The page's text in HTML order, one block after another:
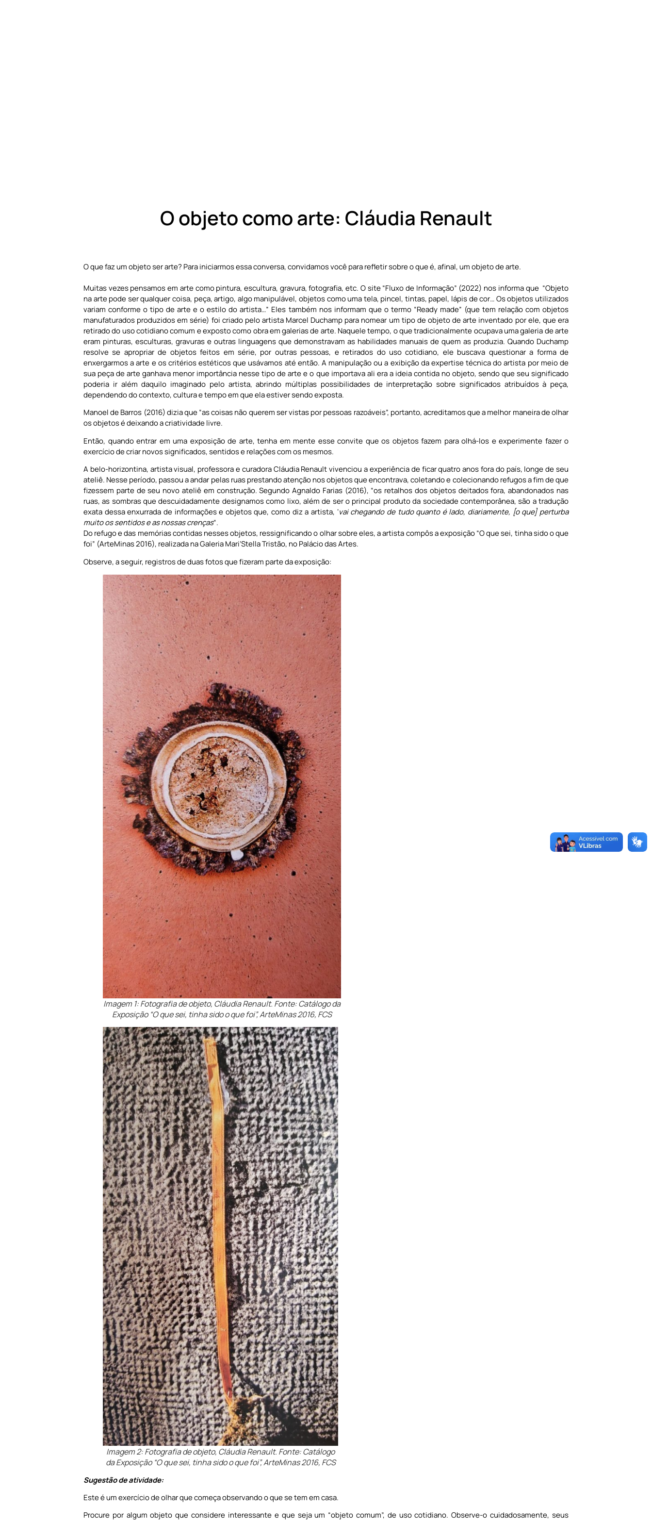
O objeto como arte: Cláudia Renault
O que faz um objeto ser arte? Para iniciarmos essa conversa, convidamos você para refletir sobre o que é, afinal, um objeto de arte.
Muitas vezes pensamos em arte como pintura, escultura, gravura, fotografia, etc. O site “Fluxo de Informação” (2022) nos informa que “Objeto
na arte pode ser qualquer coisa, peça, artigo, algo manipulável, objetos como uma tela, pincel, tintas, papel, lápis de cor… Os objetos utilizados
variam conforme o tipo de arte e o estilo do artista…” Eles também nos informam que o termo “Ready made” (que tem relação com objetos
manufaturados produzidos em série) foi criado pelo artista Marcel Duchamp para nomear um tipo de objeto de arte inventado por ele, que era
retirado do uso cotidiano comum e exposto como obra em galerias de arte. Naquele tempo, o que tradicionalmente ocupava uma galeria de arte
eram pinturas, esculturas, gravuras e outras linguagens que demonstravam as habilidades manuais de quem as produzia. Quando Duchamp
resolve se apropriar de objetos feitos em série, por outras pessoas, e retirados do uso cotidiano, ele buscava questionar a forma de
enxergarmos a arte e os critérios estéticos que usávamos até então. A manipulação ou a exibição da expertise técnica do artista por meio de
sua peça de arte ganhava menor importância nesse tipo de arte e o que importava ali era a ideia contida no objeto, sendo que seu significado
poderia ir além daquilo imaginado pelo artista, abrindo múltiplas possibilidades de interpretação sobre significados atribuídos à peça,
dependendo do contexto, cultura e tempo em que ela estiver sendo exposta.
Manoel de Barros (2016) dizia que “as coisas não querem ser vistas por pessoas razoáveis”, portanto, acreditamos que a melhor maneira de olhar
os objetos é deixando a criatividade livre.
Então, quando entrar em uma exposição de arte, tenha em mente esse convite que os objetos fazem para olhá-los e experimente fazer o
exercício de criar novos significados, sentidos e relações com os mesmos.
A belo-horizontina, artista visual, professora e curadora Cláudia Renault vivenciou a experiência de ficar quatro anos fora do país, longe de seu
ateliê. Nesse período, passou a andar pelas ruas prestando atenção nos objetos que encontrava, coletando e colecionando refugos a fim de que
fizessem parte de seu novo ateliê em construção. Segundo Agnaldo Farias (2016), “os retalhos dos objetos deitados fora, abandonados nas
ruas, as sombras que descuidadamente designamos como lixo, além de ser o principal produto da sociedade contemporânea, são a tradução
exata dessa enxurrada de informações e objetos que, como diz a artista, ‘vai chegando de tudo quanto é lado, diariamente, [o que] perturba
muito os sentidos e as nossas crenças“.
Do refugo e das memórias contidas nesses objetos, ressignificando o olhar sobre eles, a artista compôs a exposição “O que sei, tinha sido o que
foi” (ArteMinas 2016), realizada na Galeria Mari’Stella Tristão, no Palácio das Artes.
Observe, a seguir, registros de duas fotos que fizeram parte da exposição:
Imagem 1: Fotografia de objeto, Cláudia Renault. Fonte: Catálogo da
Exposição “O que sei, tinha sido o que foi”, ArteMinas 2016, FCS
Imagem 2: Fotografia de objeto, Cláudia Renault. Fonte: Catálogo
da Exposição “O que sei, tinha sido o que foi”, ArteMinas 2016, FCS
Sugestão de atividade:
Este é um exercício de olhar que começa observando o que se tem em casa.
Procure por algum objeto que considere interessante e que seja um “objeto comum”, de uso cotidiano. Observe-o cuidadosamente, seus